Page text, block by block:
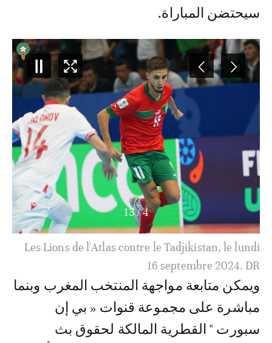
سيحتضن المباراة.
4
/
13
Les Lions de l'Atlas contre le Tadjikistan, le lundi
16 septembre 2024. DR
ويمكن متابعة مواجهة المنتخب المغرب وبنما
مباشرة على مجموعة قنوات « بي إن
سبورت " القطرية المالكة لحقوق بث